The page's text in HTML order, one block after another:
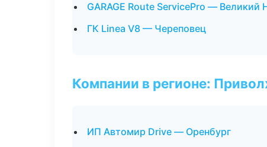
GARAGE Route ServicePro — Великий
ГК Linea V8 — Череповец
Компании в регионе:
ИП Автомир Drive — Оренбург